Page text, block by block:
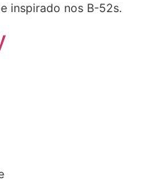
inspirado nos B-52s.